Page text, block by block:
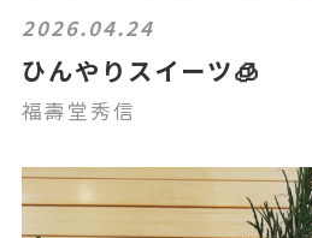
2026.04.24
ひんやりスイーツ🧊
福壽堂秀信